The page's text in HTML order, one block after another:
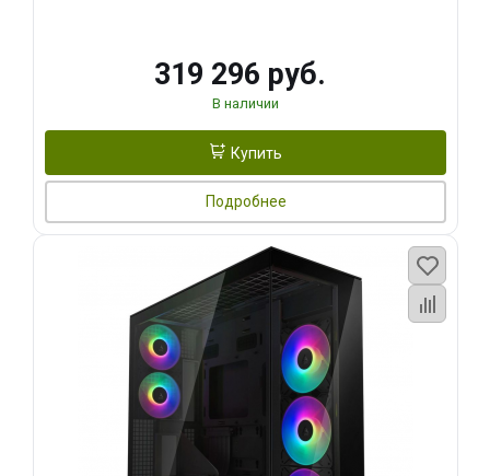
319 296 руб.
В наличии
Купить
Подробнее